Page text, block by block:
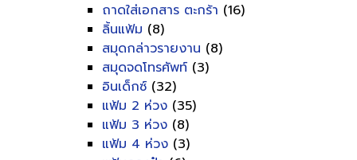
ถาดใส่เอกสาร ตะกร้า (16)
ลิ้นแฟ้ม (8)
สมุดกล่าวรายงาน (8)
สมุดจดโทรศัพท์ (3)
อินเด็กซ์ (32)
แฟ้ม 2 ห่วง (35)
แฟ้ม 3 ห่วง (8)
แฟ้ม 4 ห่วง (3)